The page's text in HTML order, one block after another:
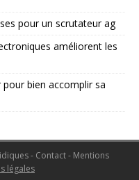
pour un scrutateur ag
améliorent les
bien accomplir sa
- Contact - Mentions
légales